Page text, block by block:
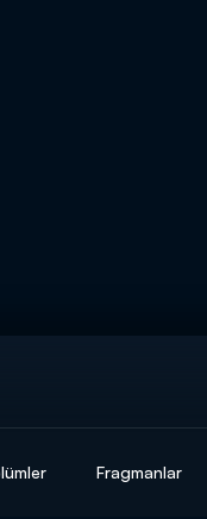
Fragmanlar